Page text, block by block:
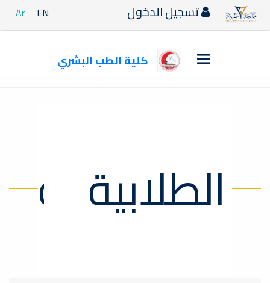
Ar EN تسجيل الدخول
كلية الطب البشري
الأنشطة الطلابية